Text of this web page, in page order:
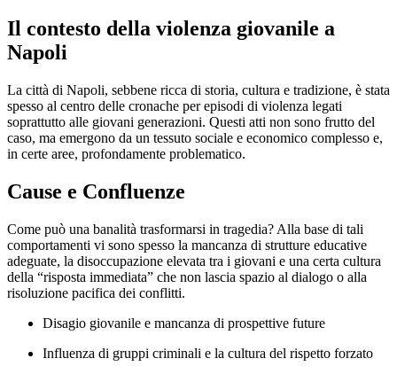
Il contesto della violenza giovanile a
Napoli
La città di Napoli, sebbene ricca di storia, cultura e tradizione, è stata
spesso al centro delle cronache per episodi di violenza legati
soprattutto alle giovani generazioni. Questi atti non sono frutto del
caso, ma emergono da un tessuto sociale e economico complesso e,
in certe aree, profondamente problematico.
Cause e Confluenze
Come può una banalità trasformarsi in tragedia? Alla base di tali
comportamenti vi sono spesso la mancanza di strutture educative
adeguate, la disoccupazione elevata tra i giovani e una certa cultura
della “risposta immediata” che non lascia spazio al dialogo o alla
risoluzione pacifica dei conflitti.
Disagio giovanile e mancanza di prospettive future
Influenza di gruppi criminali e la cultura del rispetto forzato